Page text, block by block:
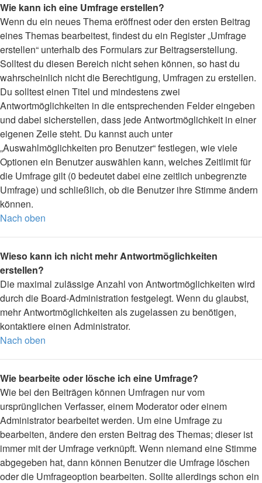
Wie kann ich eine Umfrage erstellen?
Wenn du ein neues Thema eröffnest oder den ersten Beitrag
eines Themas bearbeitest, findest du ein Register „Umfrage
erstellen“ unterhalb des Formulars zur Beitragserstellung.
Solltest du diesen Bereich nicht sehen können, so hast du
wahrscheinlich nicht die Berechtigung, Umfragen zu erstellen.
Du solltest einen Titel und mindestens zwei
Antwortmöglichkeiten in die entsprechenden Felder eingeben
und dabei sicherstellen, dass jede Antwortmöglichkeit in einer
eigenen Zeile steht. Du kannst auch unter
„Auswahlmöglichkeiten pro Benutzer“ festlegen, wie viele
Optionen ein Benutzer auswählen kann, welches Zeitlimit für
die Umfrage gilt (0 bedeutet dabei eine zeitlich unbegrenzte
Umfrage) und schließlich, ob die Benutzer ihre Stimme ändern
können.
Nach oben
Wieso kann ich nicht mehr Antwortmöglichkeiten
erstellen?
Die maximal zulässige Anzahl von Antwortmöglichkeiten wird
durch die Board-Administration festgelegt. Wenn du glaubst,
mehr Antwortmöglichkeiten als zugelassen zu benötigen,
kontaktiere einen Administrator.
Nach oben
Wie bearbeite oder lösche ich eine Umfrage?
Wie bei den Beiträgen können Umfragen nur vom
ursprünglichen Verfasser, einem Moderator oder einem
Administrator bearbeitet werden. Um eine Umfrage zu
bearbeiten, ändere den ersten Beitrag des Themas; dieser ist
immer mit der Umfrage verknüpft. Wenn niemand eine Stimme
abgegeben hat, dann können Benutzer die Umfrage löschen
oder die Umfrageoption bearbeiten. Sollte allerdings schon ein